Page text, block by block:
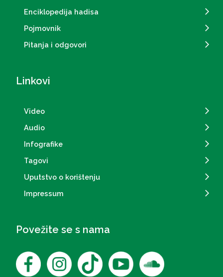
Enciklopedija hadisa
Pojmovnik
Pitanja i odgovori
Linkovi
Video
Audio
Infografike
Tagovi
Uputstvo o korištenju
Impressum
Povežite se s nama